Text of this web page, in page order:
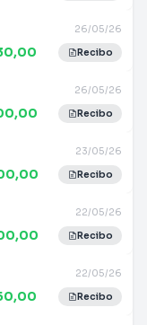
26/05/26
Recibo
26/05/26
Recibo
23/05/26
Recibo
22/05/26
Recibo
22/05/26
Recibo